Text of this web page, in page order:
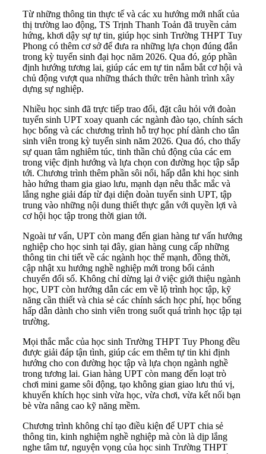
Từ những thông tin thực tế và các xu hướng mới nhất của
thị trường lao động, TS Trịnh Thanh Toản đã truyền cảm
hứng, khơi dậy sự tự tin, giúp học sinh Trường THPT Tuy
Phong có thêm cơ sở để đưa ra những lựa chọn đúng đắn
trong kỳ tuyển sinh đại học năm 2026. Qua đó, góp phần
định hướng tương lai, giúp các em tự tin nắm bắt cơ hội và
chủ động vượt qua những thách thức trên hành trình xây
dựng sự nghiệp.
Nhiều học sinh đã trực tiếp trao đổi, đặt câu hỏi với đoàn
tuyển sinh UPT xoay quanh các ngành đào tạo, chính sách
học bổng và các chương trình hỗ trợ học phí dành cho tân
sinh viên trong kỳ tuyển sinh năm 2026. Qua đó, cho thấy
sự quan tâm nghiêm túc, tinh thần chủ động của các em
trong việc định hướng và lựa chọn con đường học tập sắp
tới. Chương trình thêm phần sôi nổi, hấp dẫn khi học sinh
hào hứng tham gia giao lưu, mạnh dạn nêu thắc mắc và
lắng nghe giải đáp từ đại diện đoàn tuyển sinh UPT, tập
trung vào những nội dung thiết thực gắn với quyền lợi và
cơ hội học tập trong thời gian tới.
Ngoài tư vấn, UPT còn mang đến gian hàng tư vấn hướng
nghiệp cho học sinh tại đây, gian hàng cung cấp những
thông tin chi tiết về các ngành học thế mạnh, đồng thời,
cập nhật xu hướng nghề nghiệp mới trong bối cảnh
chuyển đổi số. Không chỉ dừng lại ở việc giới thiệu ngành
học, UPT còn hướng dẫn các em về lộ trình học tập, kỹ
năng cần thiết và chia sẻ các chính sách học phí, học bổng
hấp dẫn dành cho sinh viên trong suốt quá trình học tập tại
trường.
Mọi thắc mắc của học sinh Trường THPT Tuy Phong đều
được giải đáp tận tình, giúp các em thêm tự tin khi định
hướng cho con đường học tập và lựa chọn ngành nghề
trong tương lai. Gian hàng UPT còn mang đến loạt trò
chơi mini game sôi động, tạo không gian giao lưu thú vị,
khuyến khích học sinh vừa học, vừa chơi, vừa kết nối bạn
bè vừa nâng cao kỹ năng mềm.
Chương trình không chỉ tạo điều kiện để UPT chia sẻ
thông tin, kinh nghiệm nghề nghiệp mà còn là dịp lắng
nghe tâm tư, nguyện vọng của học sinh Trường THPT